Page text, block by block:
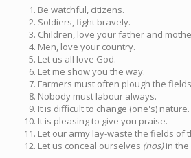
Be watchful, citizens.
Soldiers, fight bravely.
Children, love your father and
Men, love your country.
Let us all love God.
Let me show you the way.
Farmers must often plough the
Nobody must labour always.
It is difficult to change (one's) nature.
It is pleasing to give you praise.
Let our army lay-waste the fields of
Let us conceal ourselves (nos)in the